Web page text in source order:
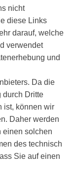
nicht
diese Links
darauf, welche
verwendet
und
Da die
durch Dritte
ist, können wir
Daher werden
einen solchen
des technisch
Sie auf einen